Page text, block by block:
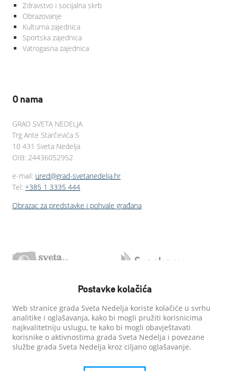
Zdravstvo i socijalna skrb
Obrazovanje
Kulturna zajednica
Sportska zajednica
Vatrogasna zajednica
O nama
GRAD SVETA NEDELJA
Trg Ante Starčevića 5
10 431 Sveta Nedelja
OIB: 24436052952
e-mail: ured@grad-svetanedelja.hr
Tel: +385 1 3335 444
Obrazac za predstavke i pohvale građana
Postavke kolačića
Web stranice grada Sveta Nedelja koriste kolačiće u svrhu
analitike i oglašavanja, kako bi mogli pružiti korisnicima
najkvalitetniju uslugu, te kako bi mogli obavještavati
korisnike o aktivnostima grada Sveta Nedelja i povezane
službe grada Sveta Nedelja kroz ciljano oglašavanje.